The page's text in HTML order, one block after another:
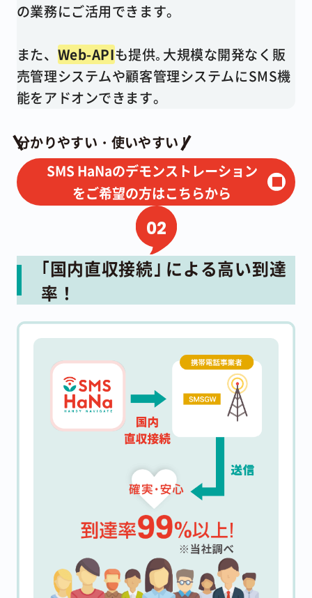
の業務にご活用できます。
また、 Web-APIも提供｡大規模な開発なく販
売管理システムや顧客管理システムにSMS機
能をアドオンできます。
分かりやすい・使いやすい !
SMS HaNaのデモンストレーション
をご希望の方はこちらから
｢国内直収接続｣ による高い到達
率！